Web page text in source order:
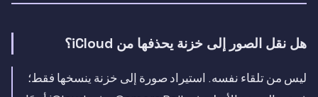
هل نقل الصور إلى خزنة يحذفها من iCloud؟
ليس من تلقاء نفسه. استيراد صورة إلى خزنة ينسخها فقط؛